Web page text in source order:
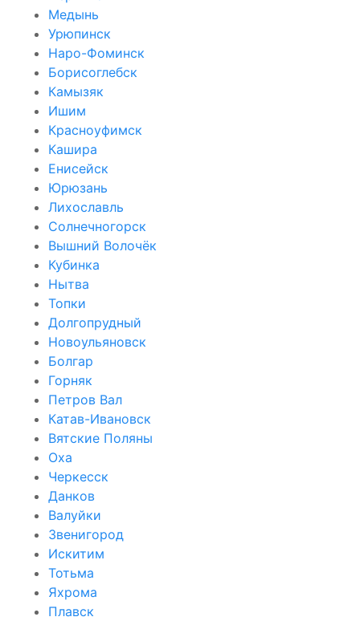
Медынь
Урюпинск
Наро-Фоминск
Борисоглебск
Камызяк
Ишим
Красноуфимск
Кашира
Енисейск
Юрюзань
Лихославль
Солнечногорск
Вышний Волочёк
Кубинка
Нытва
Топки
Долгопрудный
Новоульяновск
Болгар
Горняк
Петров Вал
Катав-Ивановск
Вятские Поляны
Оха
Черкесск
Данков
Валуйки
Звенигород
Искитим
Тотьма
Яхрома
Плавск